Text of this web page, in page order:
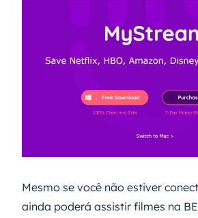
Mesmo se você não estiver
ainda poderá assistir filmes na